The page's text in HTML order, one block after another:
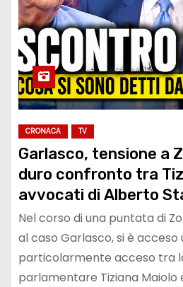
CRONACA TV
Garlasco, tensione a
duro confronto tra
avvocati di Alberto
Bocellari durante il
televisivo
Nel corso di una puntata di
al caso Garlasco, si è
particolarmente acceso tra
parlamentare Tiziana Maiolo